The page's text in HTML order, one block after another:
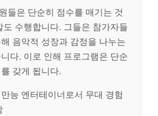
들은 단순히 점수를 매기는 것
도 수행합니다. 그들은 참가자들
음악적 성장과 감정을 나누는
다. 이로 인해 프로그램은 단순
갖게 됩니다.
능 엔터테이너로서 무대 경험